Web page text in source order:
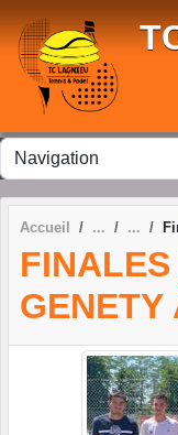
Accueil
GENETY